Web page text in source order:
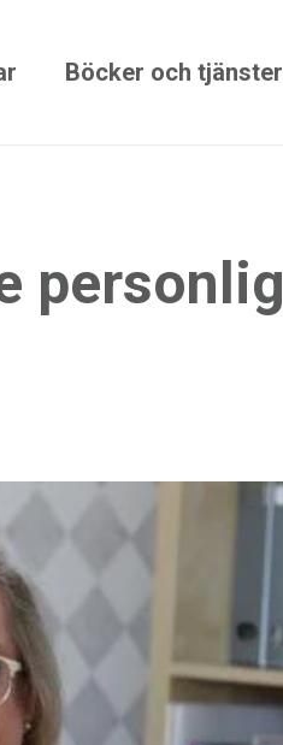
Böcker och tjänster
personlig